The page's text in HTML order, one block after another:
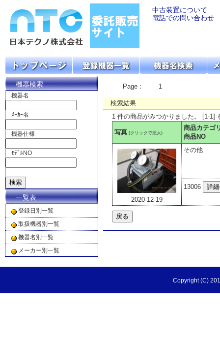
中古装置について
電話での問い合わせ
機器検索
機器名
ﾒｰｶｰ名
機器仕様
ﾓﾃﾞﾙNO
一覧表
登録日別一覧
取扱機器別一覧
機器名別一覧
メーカー別一覧
Page： 1
検索結果
1 件の商品がみつかりました。 [1-1]
写真 (クリックで拡大)
商品カテゴ
商品NO
2020-12-19
その他
13006
Copyright (C)